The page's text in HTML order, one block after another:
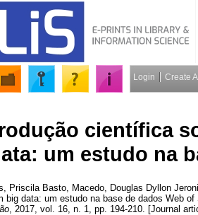
Login Create
científica
um estudo na
Priscila Basto
Macedo, Douglas Dyllon
big data: um estudo na base de dados Web
, 2017, vol. 16, n. 1, pp. 194-210. [Journal